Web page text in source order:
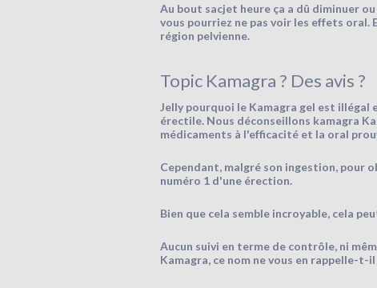
Au bout sacjet heure ça a dû diminuer
vous pourriez ne pas voir les effets oral.
région pelvienne.
Topic Kamagra ? Des avis ?
Jelly pourquoi le Kamagra gel est
érectile. Nous déconseillons kamagra
médicaments à l'efficacité et la oral
Cependant, malgré son ingestion, pour
numéro 1 d'une érection.
Bien que cela semble incroyable, cela
Aucun suivi en terme de contrôle, ni
Kamagra, ce nom ne vous en rappelle-t-